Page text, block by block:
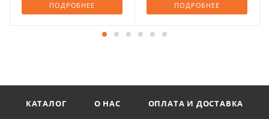
ПОДРОБНЕЕ ПОДРОБНЕЕ
КАТАЛОГ О НАС
ОПЛАТА И ДОСТАВКА